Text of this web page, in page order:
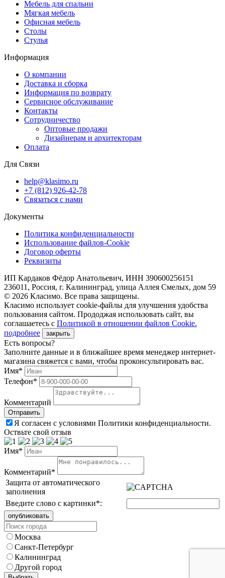
Мебель для спальни
Мягкая мебель
Офисная мебель
Столы
Стулья
Информация
О компании
Доставка и сборка
Информация по возврату
Сервисное обслуживание
Контакты
Сотрудничество
Оптовые продажи
Дизайнерам и архитекторам
Оплата
Для Связи
help@klasimo.ru
+7 (812) 926-42-78
Связаться с нами
Документы
Политика конфиденциальности
Использование файлов-Cookie
Договор оферты
Реквизиты
ИП Кардаков Фёдор Анатольевич, ИНН 390600256151
236011, Россия, г. Калининград, улица Аллея Смелых, дом 59
© 2026 Класимо. Все права защищены.
Класимо использует cookie-файлы для улучшения удобства
пользования сайтом. Прододжая использовать сайт, вы
соглашаетесь с Политикой в отношении файлов Сookie.
подробнее
закрыть
Есть вопросы?
Заполните данные и в ближайшее время менеджер интернет-
магазина свяжется с вами, чтобы проконсультировать вас.
Имя*
Телефон*
Комментарий
Я согласен с условиями Политики конфиденциальности.
Оствьте свой отзыв
Имя*
Комментарий*
Защита от автоматического
заполнения
Введите слово с картинки*:
Москва
Санкт-Петербург
Калининград
Другой город